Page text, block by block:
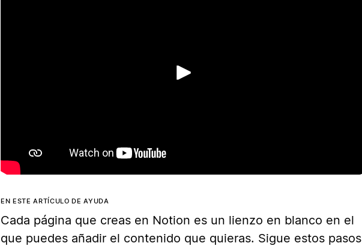
Reproducir
EN ESTE ARTÍCULO DE AYUDA
Cada página que creas en Notion es un lienzo en blanco en el
que puedes añadir el contenido que quieras. Sigue estos pasos